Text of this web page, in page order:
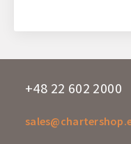
+48 22 602 2000